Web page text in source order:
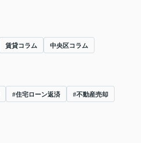
賃貸コラム 中央区コラム
#住宅ローン返済 #不動産売却